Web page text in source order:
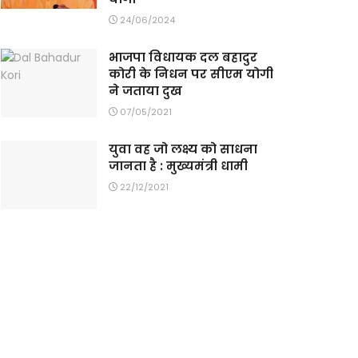
24/06/2024
भाजपा विधायक दल बहादुर
कोरी के निधन पर सीएम योगी
ने जताया दुख
07/05/2021
युवा वह जो लक्ष्य को साधना
जानता है : मुख्यमंत्री धामी
22/12/2021